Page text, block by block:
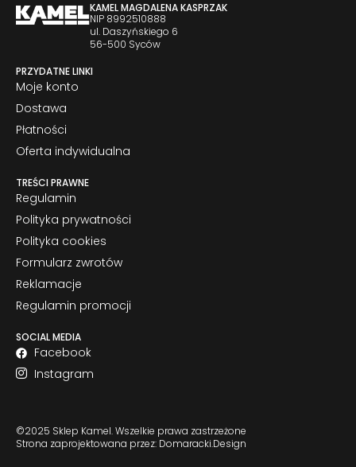
KAMEL MAGDALENA KASPRZAK
NIP 8992510888
ul. Daszyńskiego 6
56-500 Syców
PRZYDATNE LINKI
Moje konto
Dostawa
Płatności
Oferta indywidualna
TREŚCI PRAWNE
Regulamin
Polityka prywatności
Polityka cookies
Formularz zwrotów
Reklamacje
Regulamin promocji
SOCIAL MEDIA
Facebook
Instagram
©2025 Sklep Kamel. Wszelkie prawa zastrzeżone
Strona zaprojektowana przez: Domaracki.Design